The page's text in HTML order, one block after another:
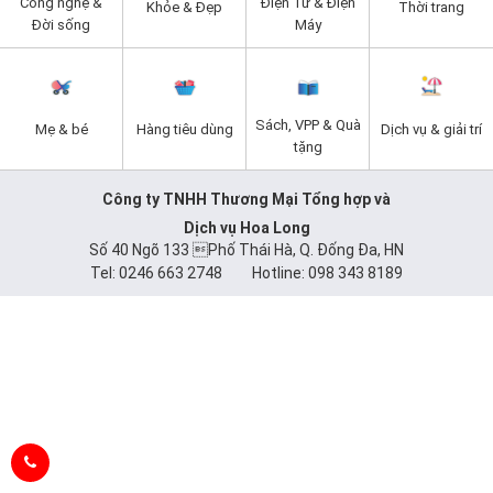
Đời sống
Khỏe & Đẹp
Máy
Thời trang
Mẹ & bé Hàng tiêu dùng
Sách, VPP & Quà
tặng
Dịch vụ & giải trí
Công ty TNHH Thương Mại Tổng hợp và
Dịch vụ Hoa Long
Số 40 Ngõ 133 Phố Thái Hà, Q. Đống Đa, HN
Tel: 0246 663 2748 Hotline: 098 343 8189